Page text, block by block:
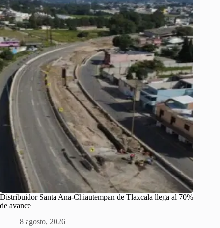
Distribuidor Santa Ana-Chiautempan de Tlaxcala llega al 70%
de avance
8 agosto, 2026